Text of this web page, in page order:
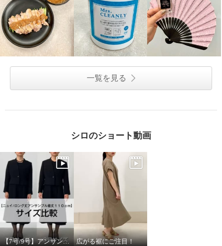
一覧を見る
シロのショート動画
【7号/9号】アンサンブル着丈110cm 広がる裾にご注目！